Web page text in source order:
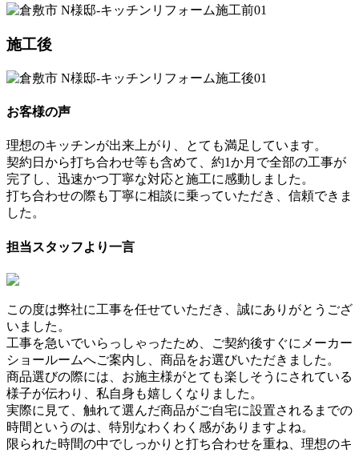
施工後
お客様の声
理想のキッチンが出来上がり、とても満足しています。
契約日から打ち合わせ等も含めて、約1か月で全部の工事が
完了し、迅速かつ丁寧な対応と施工に感動しました。
打ち合わせの際も丁寧に相談に乗っていただき、信頼できま
した。
担当スタッフより一言
この度は弊社に工事を任せていただき、誠にありがとうござ
いました。
工事を急いでいらっしゃったため、ご契約後すぐにメーカー
ショールームへご案内し、商品をお選びいただきました。
商品選びの際には、お施主様がとても楽しそうにされている
様子が伝わり、私自身も嬉しくなりました。
実際に見て、触れて選んだ商品がご自宅に設置されるまでの
時間というのは、特別なわくわく感がありますよね。
限られた時間の中でしっかりと打ち合わせを重ね、理想のキ